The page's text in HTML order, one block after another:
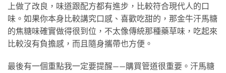
上做了改良，味道跟配方都有進步，比較符合現代人的口
味。如果你本身比較講究口感、喜歡吃甜的，那金牛汗馬糖
的焦糖味確實做得很到位，不太像傳統那種藥草味，吃起來
比較沒有負擔感，而且隨身攜帶也方便。
最後有一個重點我一定要提醒——購買管道很重要。汗馬糖